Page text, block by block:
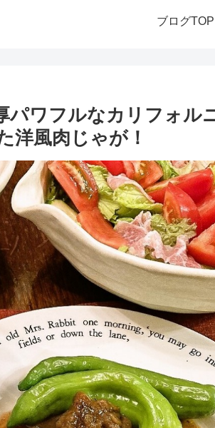
ブログTOP
パワフルなカリフォ
洋風肉じゃが！